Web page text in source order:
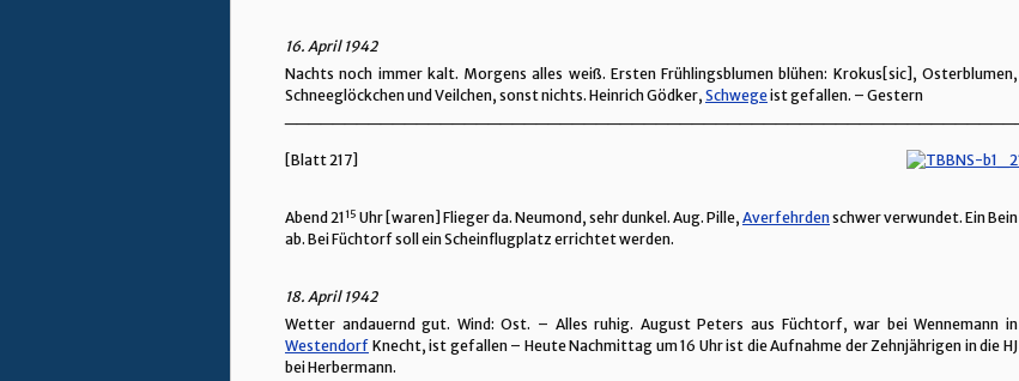
16. April 1942
Nachts noch immer kalt. Morgens alles weiß. Ersten Frühlingsblumen blühen: Krokus[sic], Osterblumen,
Schneeglöckchen und Veilchen, sonst nichts. Heinrich Gödker, Schwegeist gefallen. – Gestern
[Blatt 217]
Abend 2115 Uhr [waren] Flieger da. Neumond, sehr dunkel. Aug. Pille, Averfehrdenschwer verwundet. Ein Bein
ab. Bei Füchtorf soll ein Scheinflugplatz errichtet werden.
18. April 1942
Wetter andauernd gut. Wind: Ost. – Alles ruhig. August Peters aus Füchtorf, war bei Wennemann in
Westendorf Knecht, ist gefallen – Heute Nachmittag um 16 Uhr ist die Aufnahme der Zehnjährigen in die HJ
bei Herbermann.